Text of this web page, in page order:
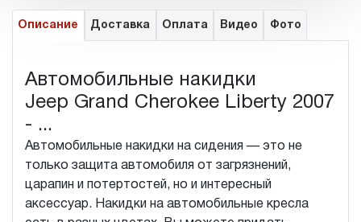
Описание Доставка Оплата Видео Фото
Автомобильные накидки
Jeep Grand Cherokee Liberty 2007
- ...
Автомобильные накидки на сидения — это не
только защита автомобиля от загрязнений,
царапин и потертостей, но и интересный
аксессуар. Накидки на автомобильные кресла